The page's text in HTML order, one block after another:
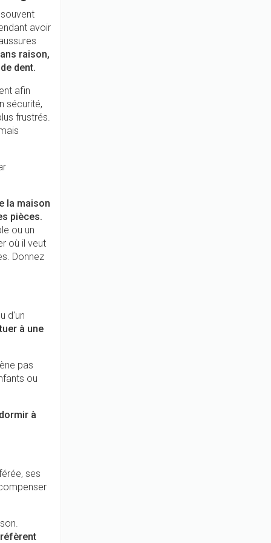
avoir
raison,
dent.
afin
sécurité,
frustrés.
la maison
pièces.
ou un
où il veut
Donnez
d'un
à une
pas
ou
à
ses